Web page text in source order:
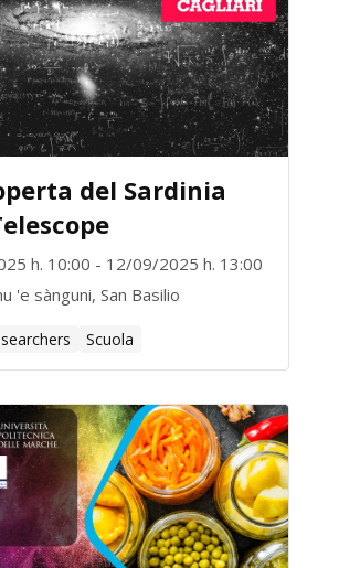
del Sardinia
h. 10:00 - 12/09/2025 h. 13:00
'e sànguni, San Basilio
Scuola